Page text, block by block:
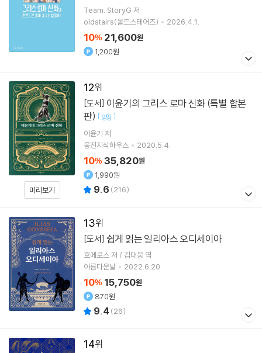
Team. StoryG 저
oldstairs(올드스테어즈)
2026.4.1.
10% 21,600원
1,200원
12
미리보기
[도서]
판) [ 양장]
이윤기 저
웅진지식하우스
2020.5.4.
10% 35,820원
1,990원
9.6 (216)
13
[도서] 쉽게 읽는 일리아스 오디세이아
호메로스 저 / 김대웅 역
아름다운날
2022.6.20.
10% 15,750원
870원
9.4 (26)
14